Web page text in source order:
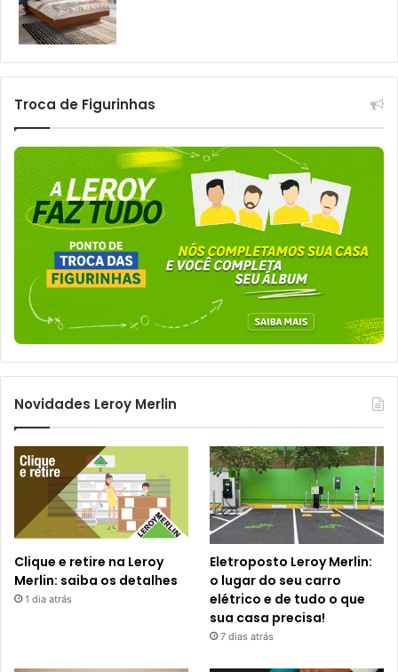
Troca de Figurinhas
Novidades Leroy Merlin
Clique e retire na Leroy
Merlin: saiba os detalhes
1 dia atrás
Eletroposto Leroy Merlin:
o lugar do seu carro
elétrico e de tudo o que
sua casa precisa!
7 dias atrás